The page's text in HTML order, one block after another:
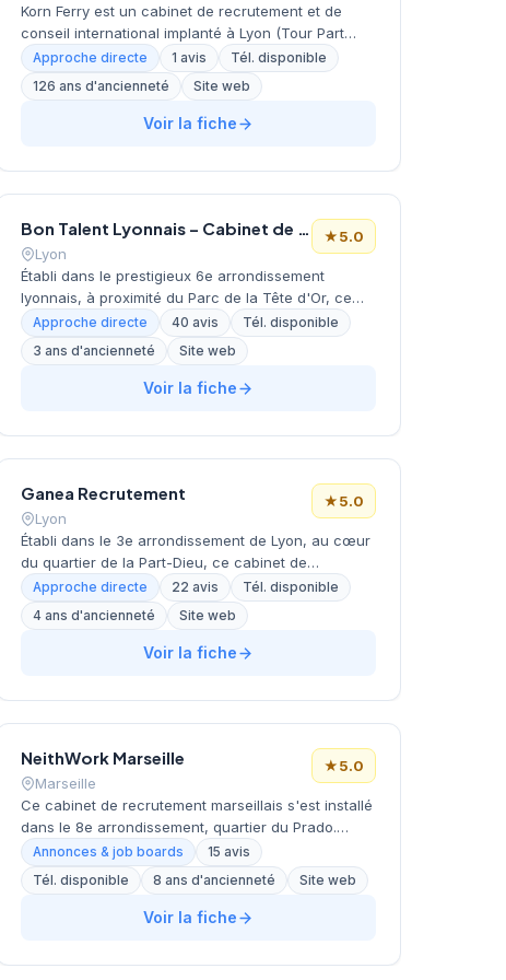
Korn Ferry est un cabinet de recrutement et de
conseil international implanté à Lyon (Tour Part
Dieu). Le groupe propose des solutions intégrées
couvrant la transformation organisationnelle,
l'acquisition de talents, l'évaluation et la
succession, ainsi que le développement du
spécialisés.
Approche directe 1 avis
Tél. disponible
126 ans d'ancienneté
Site web
Voir la fiche
Bon Talent Lyonnais – Cabinet de Conseil en Recrutement Spécialisé
Lyon
★5.0
Établi dans le prestigieux 6e arrondissement
lyonnais, à proximité du Parc de la Tête d'Or, ce
cabinet de recrutement développe ses activités
sous la direction de David de Beublain. La structure
propose ses services de recrutement et de conseil
RH aux entreprises de la métropole lyonnaise
excellente réputation avec une note maximale de
5/5 basée sur 40 avis clients.
Approche directe 40 avis
Tél. disponible
3 ans d'ancienneté
Site web
Voir la fiche
Ganea Recrutement
Lyon
★5.0
Établi dans le 3e arrondissement de Lyon, au cœur
du quartier de la Part-Dieu, ce cabinet de
recrutement intervient sur les profils cadres et
techniciens. La structure développe une approche
personnalisée du recrutement, s'appuyant sur une
connaissance approfondie du tissu économique
prestations se reflète dans sa notation Google
parfaite, témoignant de la satisfaction de sa
clientèle.
Approche directe 22 avis
Tél. disponible
4 ans d'ancienneté
Site web
Voir la fiche
NeithWork Marseille
Marseille
★5.0
Ce cabinet de recrutement marseillais s'est installé
dans le 8e arrondissement, quartier du Prado.
Dirigé par Abdel Mawla, il développe ses activités
de conseil en recrutement depuis son bureau de la
rue Negresko. La structure bénéficie d'une
excellente réputation auprès de sa clientèle,
Annonces & job boards
15 avis
Tél. disponible
8 ans d'ancienneté Site web
Voir la fiche